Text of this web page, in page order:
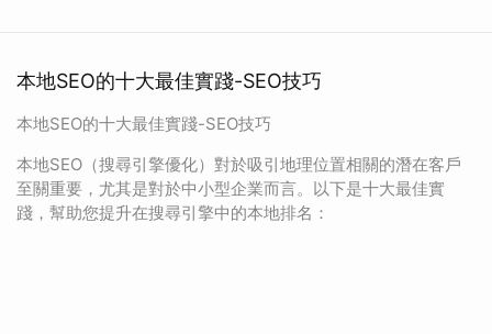
本地SEO的十大最佳實踐-SEO技巧
本地SEO的十大最佳實踐-SEO技巧
本地SEO（搜尋引擎優化）對於吸引地理位置相關的潛在客戶
至關重要，尤其是對於中小型企業而言。以下是十大最佳實
踐，幫助您提升在搜尋引擎中的本地排名：